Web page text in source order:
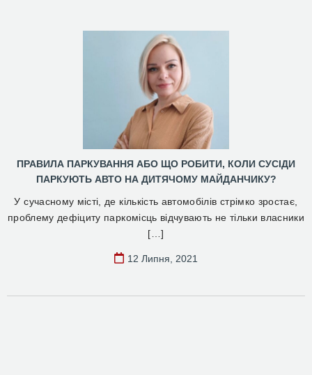
ПРАВИЛА ПАРКУВАННЯ АБО ЩО РОБИТИ, КОЛИ СУСІДИ
ПАРКУЮТЬ АВТО НА ДИТЯЧОМУ МАЙДАНЧИКУ?
У сучасному місті, де кількість автомобілів стрімко зростає,
проблему дефіциту паркомісць відчувають не тільки власники
[…]
12 Липня, 2021